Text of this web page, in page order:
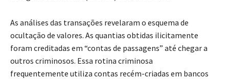
As análises das transações revelaram o esquema de
ocultação de valores. As quantias obtidas ilicitamente
foram creditadas em “contas de passagens” até chegar a
outros criminosos. Essa rotina criminosa
frequentemente utiliza contas recém-criadas em bancos